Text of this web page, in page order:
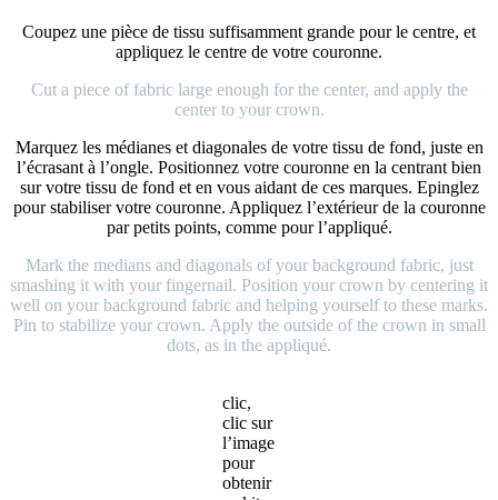
Coupez une pièce de tissu suffisamment grande pour le centre, et
appliquez le centre de votre couronne.
Cut a piece of fabric large enough for the center, and apply the
center to your crown.
Marquez les médianes et diagonales de votre tissu de fond, juste en
l’écrasant à l’ongle. Positionnez votre couronne en la centrant bien
sur votre tissu de fond et en vous aidant de ces marques. Epinglez
pour stabiliser votre couronne. Appliquez l’extérieur de la couronne
par petits points, comme pour l’appliqué.
Mark the medians and diagonals of your background fabric, just
smashing it with your fingernail. Position your crown by centering it
well on your background fabric and helping yourself to these marks.
Pin to stabilize your crown. Apply the outside of the crown in small
dots, as in the appliqué.
clic,
clic sur
l’image
pour
obtenir